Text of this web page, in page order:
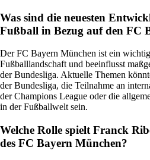
Was sind die neuesten
Fußball in Bezug auf den FC
Der FC Bayern München ist ein
Fußballlandschaft und beeinflusst
der Bundesliga. Aktuelle Themen
der Bundesliga, die Teilnahme an
der Champions League oder die
in der Fußballwelt sein.
Welche Rolle spielt Franck
des FC Bayern München?